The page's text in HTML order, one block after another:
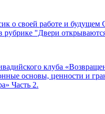
о своей работе и будущем
рубрике "Двери
клуба
основы, ценности и
Часть 2.